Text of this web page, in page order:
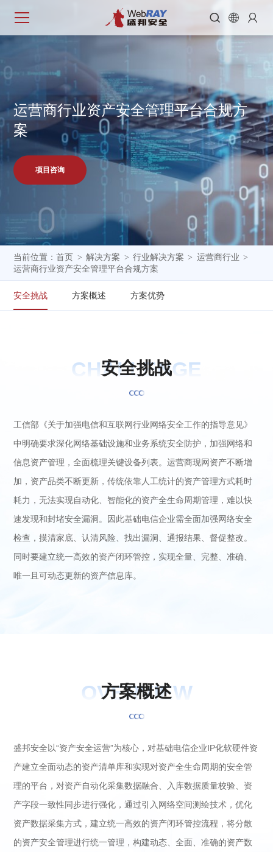
  
运营商行业资产安全管理平台合规方
案
项目咨询
当前位置：首页 > 解决方案 > 行业解决方案 > 运营商行业 >
运营商行业资产安全管理平台合规方案
安全挑战 方案概述 方案优势
CHALLENGE
安全挑战
工信部《关于加强电信和互联网行业网络安全工作的指导意见》
中明确要求深化网络基础设施和业务系统安全防护，加强网络和
信息资产管理，全面梳理关键设备列表。运营商现网资产不断增
加，资产品类不断更新，传统依靠人工统计的资产管理方式耗时
耗力，无法实现自动化、智能化的资产全生命周期管理，难以快
速发现和封堵安全漏洞。因此基础电信企业需全面加强网络安全
检查，摸清家底、认清风险、找出漏洞、通报结果、督促整改。
同时要建立统一高效的资产闭环管控，实现全量、完整、准确、
唯一且可动态更新的资产信息库。
OVERVIEW
方案概述
盛邦安全以“资产安全运营”为核心，对基础电信企业IP化软硬件资
产建立全面动态的资产清单库和实现对资产全生命周期的安全管
理的平台，对资产自动化采集数据融合、入库数据质量校验、资
产字段一致性同步进行强化，通过引入网络空间测绘技术，优化
资产数据采集方式，建立统一高效的资产闭环管控流程，将分散
的资产安全管理进行统一管理，构建动态、全面、准确的资产数